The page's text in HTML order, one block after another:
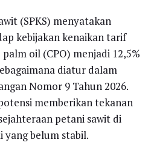
(SPKS) menyatakan
kebijakan kenaikan tarif
oil (CPO) menjadi 12,5%
diatur dalam
Nomor 9 Tahun 2026.
memberikan tekanan
petani sawit di
yang belum stabil.